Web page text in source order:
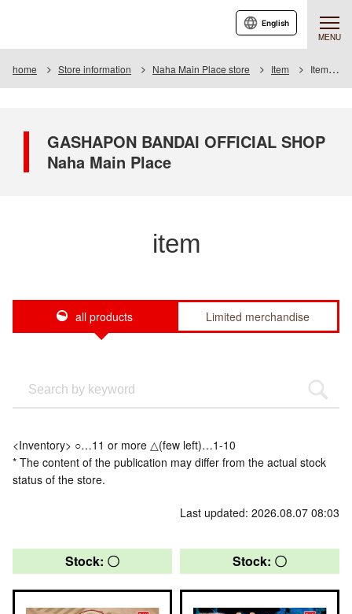
MENU
English
home Store information Naha Main Place store Item Item List
GASHAPON BANDAI OFFICIAL SHOP
Naha Main Place
item
all products Limited merchandise
<Inventory> ○…11 or more △(few left)…1-10
* The content of the publication may differ from the actual stock
status of the store.
Last updated: 2026.08.07 08:03
Stock: 〇 Stock: 〇